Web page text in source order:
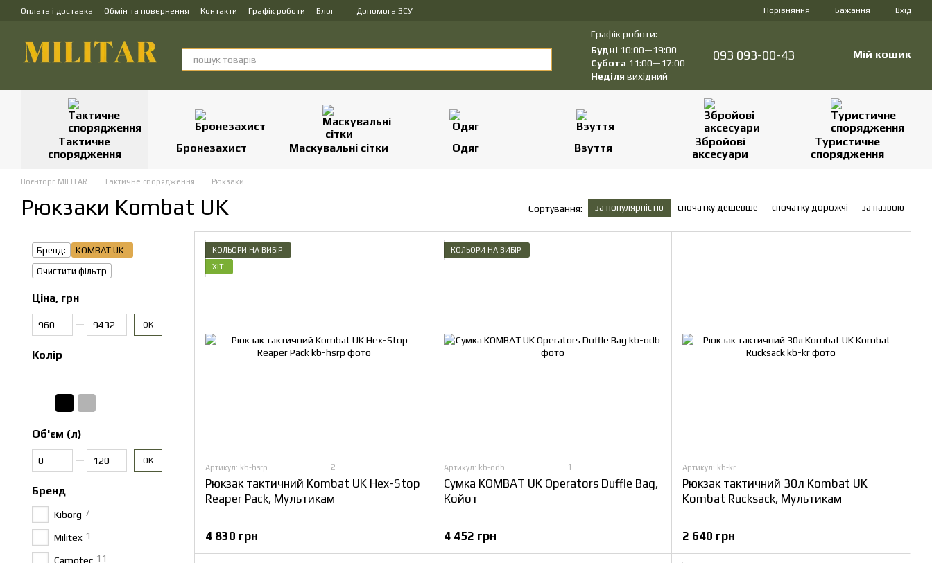
Перейти до основного контенту
Оплата і доставка Обмін та повернення Контакти Графік роботи Блог Допомога ЗСУ Порівняння Бажання Вхід
Графік роботи:
Будні 10:00—19:00
Субота 11:00—17:00
Неділя вихідний
093 093-00-43 Мій кошик
Тактичне
спорядження
Бронезахист Маскувальні сітки Одяг Взуття
Збройові
аксесуари
Туристичне
спорядження
Воєнторг MILITAR Тактичне спорядження Рюкзаки
Рюкзаки Kombat UK Сортування: за популярністю спочатку дешевше спочатку дорожчі за назвою
КОЛЬОРИ НА ВИБІР
ХІТ
Артикул: kb-hsrp 2
Рюкзак тактичний Kombat UK Hex-Stop
Reaper Pack, Мультикам
4 830 грн
КОЛЬОРИ НА ВИБІР
Артикул: kb-odb 1
Сумка KOMBAT UK Operators Duffle Bag,
Койот
4 452 грн
Артикул: kb-kr
Рюкзак тактичний 30л Kombat UK
Kombat Rucksack, Мультикам
2 640 грн
Бренд:
KOMBAT UK
Очистити фільтр
Ціна, грн
ОК
Колір
Об'єм (л)
ОК
Бренд
Kiborg 7
Militex 1
Camotec 11